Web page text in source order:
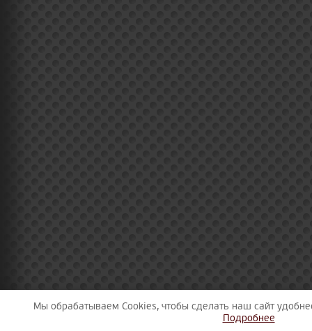
Мы обрабатываем Сookies, чтобы сделать наш сайт
Подробнее